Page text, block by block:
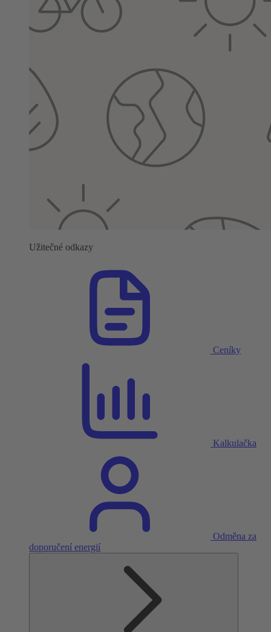
Užitečné odkazy
Ceníky
Kalkulačka
Odměna za
doporučení energií